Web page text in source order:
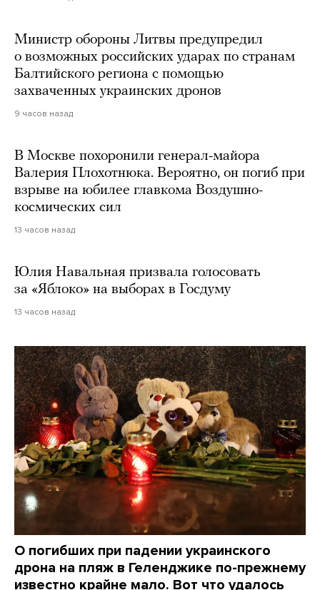
Министр обороны Литвы предупредил
о возможных российских ударах по странам
Балтийского региона с помощью
захваченных украинских дронов
9 часов назад
В Москве похоронили генерал-майора
Валерия Плохотнюка. Вероятно, он погиб при
взрыве на юбилее главкома Воздушно-
космических сил
13 часов назад
Юлия Навальная призвала голосовать
за «Яблоко» на выборах в Госдуму
13 часов назад
О погибших при падении украинского
дрона на пляж в Геленджике по-прежнему
известно крайне мало. Вот что удалось